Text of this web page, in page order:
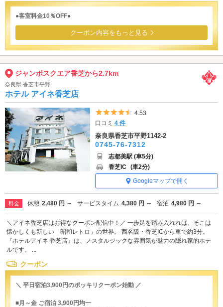
●客室料金10％OFF●
クーポン内容をもっと見る
ジャンボスクエア香芝から2.7km
奈良県 香芝市平野
ホテル アイネ香芝店
5つ星のうち4.5
4.53
口コミ4 件
奈良県香芝市平野1142-2
0745-76-7312
志都美駅 (車5分)
香芝IC (車2分)
Googleマップで開く
料金 休憩 2,480 円 ～ サービスタイム 4,380 円 ～ 宿泊 4,980 円 ～
＼アイネ香芝店はお得なクーポン配信中！／ 一歩足を踏み入れれば、そこは
懐かしくも新しい「昭和レトロ」の世界。 西名阪・香芝ICから車で約3分。
『ホテルアイネ 香芝店』は、ノスタルジックな雰囲気が魅力の隠れ家的ホテ
ルです。 ...
クーポン
＼ 平日宿泊3,900円のポッキリクーポン始動 ／
■月～金 ご宿泊 3,900円均一